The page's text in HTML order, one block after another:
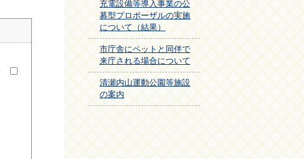
充電設備等導入事業の公
募型プロポーザルの実施
について（結果）
市庁舎にペットと同伴で
来庁される場合について
清瀬内山運動公園等施設
の案内